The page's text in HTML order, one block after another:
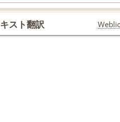
スト翻訳